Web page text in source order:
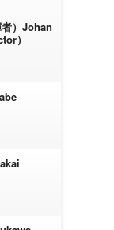
）Johan
）